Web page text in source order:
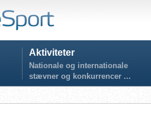
Aktiviteter
Nationale og internationale
stævner og konkurrencer ...